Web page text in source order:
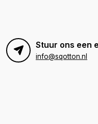
Stuur ons een
info@sqotton.nl